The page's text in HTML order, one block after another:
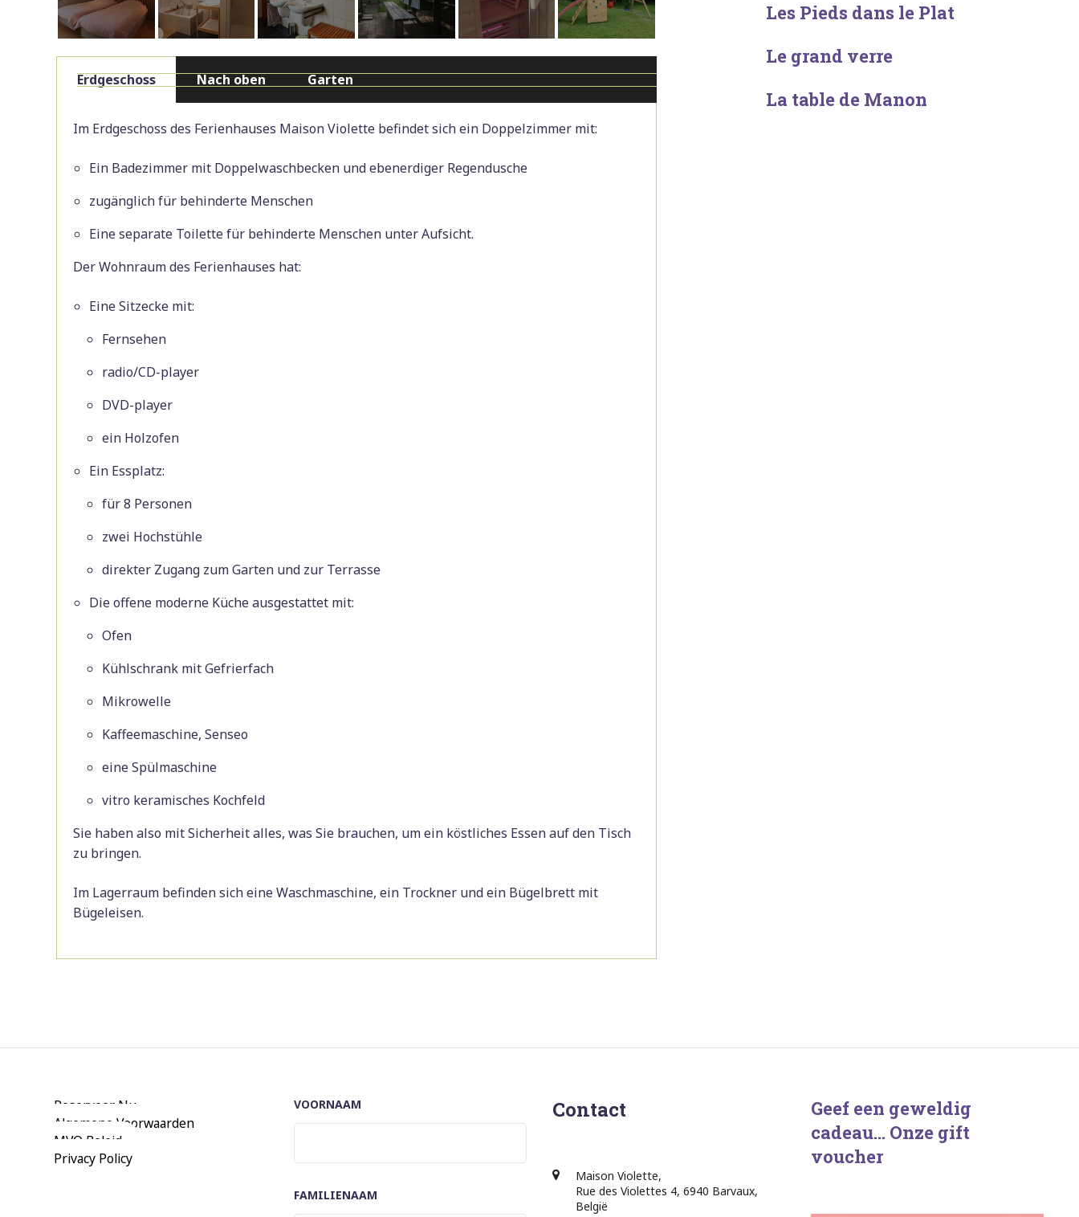
Erdgeschoss Nach oben Garten
Im Erdgeschoss des Ferienhauses Maison Violette befindet sich ein Doppelzimmer mit:
Ein Badezimmer mit Doppelwaschbecken und ebenerdiger Regendusche
zugänglich für behinderte Menschen
Eine separate Toilette für behinderte Menschen unter Aufsicht.
Der Wohnraum des Ferienhauses hat:
Eine Sitzecke mit:
Fernsehen
radio/CD-player
DVD-player
ein Holzofen
Ein Essplatz:
für 8 Personen
zwei Hochstühle
direkter Zugang zum Garten und zur Terrasse
Die offene moderne Küche ausgestattet mit:
Ofen
Kühlschrank mit Gefrierfach
Mikrowelle
Kaffeemaschine, Senseo
eine Spülmaschine
vitro keramisches Kochfeld
Sie haben also mit Sicherheit alles, was Sie brauchen, um ein köstliches Essen auf den Tisch
zu bringen.
Im Lagerraum befinden sich eine Waschmaschine, ein Trockner und ein Bügelbrett mit
Bügeleisen.
Les Pieds dans le Plat
Le grand verre
La table de Manon
Reserveer Nu
Algemene Voorwaarden
MVO Beleid
Privacy Policy
VOORNAAM
FAMILIENAAM
Contact
Maison Violette,
Rue des Violettes 4, 6940 Barvaux,
België
Geef een geweldig
cadeau… Onze gift
voucher